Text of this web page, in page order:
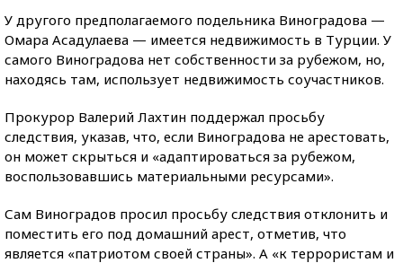
У другого предполагаемого подельника Виноградова —
Омара Асадулаева — имеется недвижимость в Турции. У
самого Виноградова нет собственности за рубежом, но,
находясь там, использует недвижимость соучастников.
Прокурор Валерий Лахтин поддержал просьбу
следствия, указав, что, если Виноградова не арестовать,
он может скрыться и «адаптироваться за рубежом,
воспользовавшись материальными ресурсами».
Сам Виноградов просил просьбу следствия отклонить и
поместить его под домашний арест, отметив, что
является «патриотом своей страны». А «к террористам и